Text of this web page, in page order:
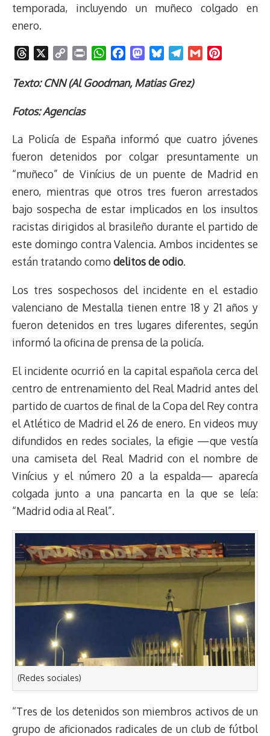
temporada, incluyendo un muñeco colgado en
enero.
r
a
s
p
L
n
k
i
W
a
p
p
c
o
k
M
s
o
n
u
y
l
a
m
e
s
Texto: CNN (Al Goodman, Matias Grez)
Fotos: Agencias
La Policía de España informó que cuatro jóvenes
fueron detenidos por colgar presuntamente un
“muñeco” de Vinícius de un puente de Madrid en
enero, mientras que otros tres fueron arrestados
bajo sospecha de estar implicados en los insultos
racistas dirigidos al brasileño durante el partido de
este domingo contra Valencia. Ambos incidentes se
están tratando como delitos de odio.
Los tres sospechosos del incidente en el estadio
valenciano de Mestalla tienen entre 18 y 21 años y
fueron detenidos en tres lugares diferentes, según
informó la oficina de prensa de la policía.
El incidente ocurrió en la capital española cerca del
centro de entrenamiento del Real Madrid antes del
partido de cuartos de final de la Copa del Rey contra
el Atlético de Madrid el 26 de enero. En videos muy
difundidos en redes sociales, la efigie —que vestía
una camiseta del Real Madrid con el nombre de
Vinícius y el número 20 a la espalda— aparecía
colgada junto a una pancarta en la que se leía:
“Madrid odia al Real”.
(Redes sociales)
“Tres de los detenidos son miembros activos de un
grupo de aficionados radicales de un club de fútbol